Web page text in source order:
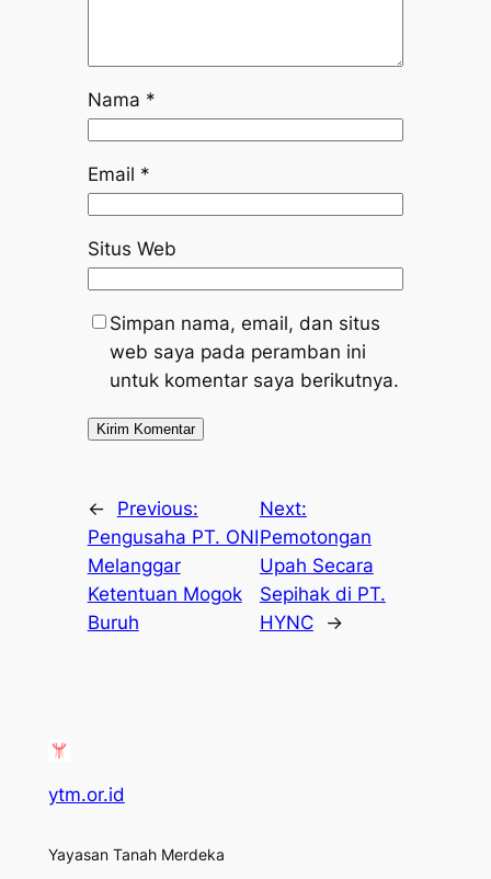
Nama *
Email *
Situs Web
Simpan nama, email, dan situs
web saya pada peramban ini
untuk komentar saya berikutnya.
←
Previous:
Pengusaha PT. ONI
Melanggar
Ketentuan Mogok
Buruh
Next:
Pemotongan
Upah Secara
Sepihak di PT.
HYNC
→
ytm.or.id
Yayasan Tanah Merdeka